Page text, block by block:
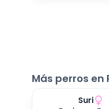
Más perros
Suri